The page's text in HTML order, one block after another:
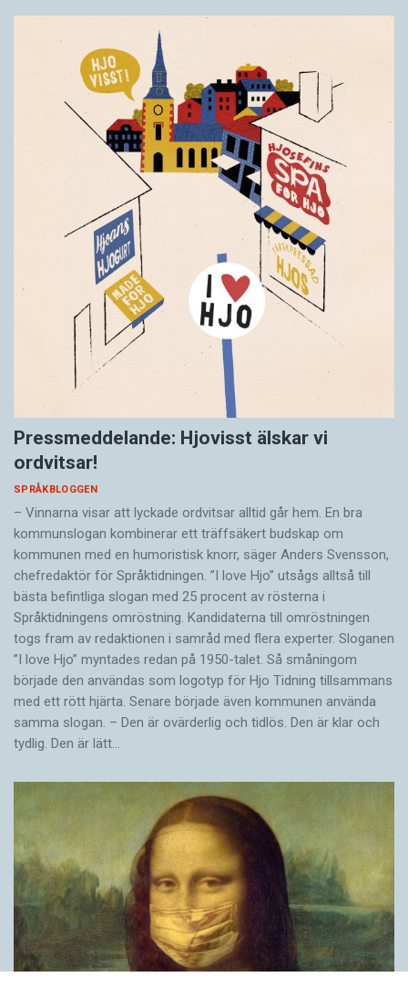
Pressmeddelande: Hjovisst älskar vi
ordvitsar!
SPRÅKBLOGGEN
– Vinnarna visar att lyckade ordvitsar alltid går hem. En bra
kommunslogan kombinerar ett träffsäkert budskap om
kommunen med en humoristisk knorr, säger Anders Svensson,
chefredaktör för Språktidningen. ”I love Hjo” utsågs alltså till
bästa befintliga slogan med 25 procent av rösterna i
Språktidningens omröstning. Kandidaterna till omröstningen
togs fram av redaktionen i samråd med flera experter. Sloganen
”I love Hjo” myntades redan på 1950-talet. Så småningom
började den användas som logotyp för Hjo Tidning tillsammans
med ett rött hjärta. Senare började även kommunen använda
samma slogan. – Den är ovärderlig och tidlös. Den är klar och
tydlig. Den är lätt…